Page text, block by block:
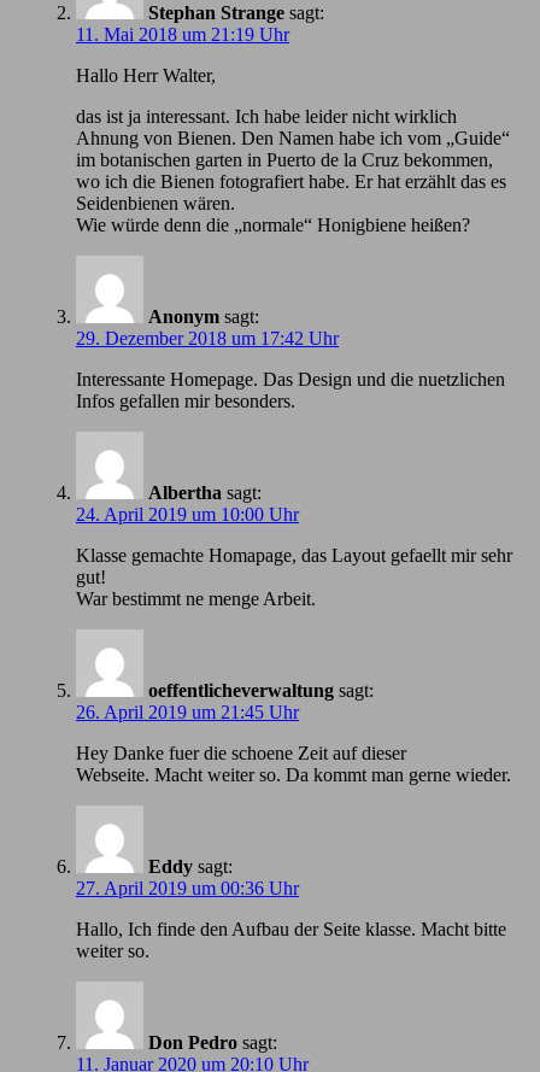
Stephan Strange sagt:
11. Mai 2018 um 21:19 Uhr
Hallo Herr Walter,
das ist ja interessant. Ich habe leider nicht wirklich
Ahnung von Bienen. Den Namen habe ich vom „Guide“
im botanischen garten in Puerto de la Cruz bekommen,
wo ich die Bienen fotografiert habe. Er hat erzählt das es
Seidenbienen wären.
Wie würde denn die „normale“ Honigbiene heißen?
Anonym sagt:
29. Dezember 2018 um 17:42 Uhr
Іnteressante Homepage. Das Design und die nuetzlichen
Infos gefallen mir besonders.
Albertha sagt:
24. April 2019 um 10:00 Uhr
Klasse gemachte Homapage, das Layout gefaellt mir sehr
gut!
War bestimmt ne menge Arbeit.
oeffentlicheverwaltung sagt:
26. April 2019 um 21:45 Uhr
Hey Danke fuer die schoene Zeit auf dieser
Webseite. Macht weiter so. Da kommt man gerne wieder.
Eddy sagt:
27. April 2019 um 00:36 Uhr
Hallo, Ich finde den Aufbau der Seite klasse. Macht bitte
weiter so.
Don Pedro sagt:
11. Januar 2020 um 20:10 Uhr